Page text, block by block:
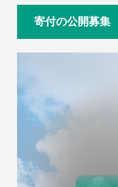
寄付の公開募集